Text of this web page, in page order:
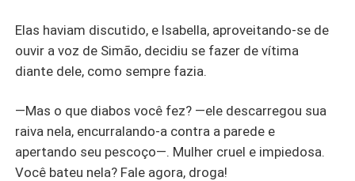
Elas haviam discutido, e Isabella, aproveitando-se de
ouvir a voz de Simão, decidiu se fazer de vítima
diante dele, como sempre fazia.
—Mas o que diabos você fez? —ele descarregou sua
raiva nela, encurralando-a contra a parede e
apertando seu pescoço—. Mulher cruel e impiedosa.
Você bateu nela? Fale agora, droga!